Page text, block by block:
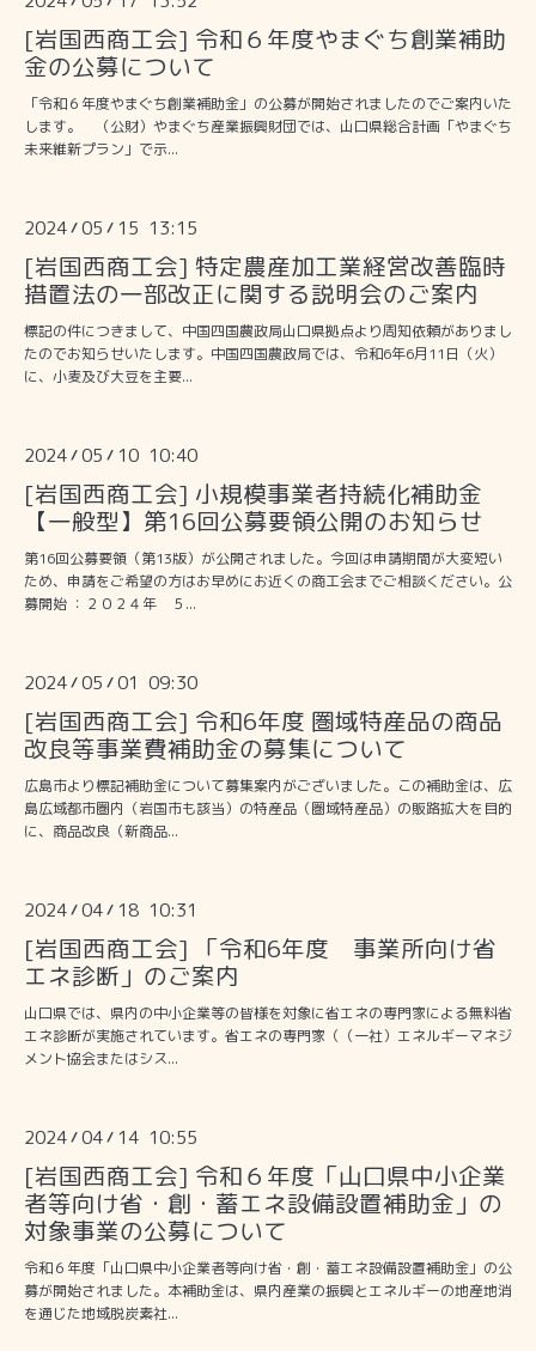
[岩国西商工会] 令和６年度やまぐち創業補助
金の公募について
「令和６年度やまぐち創業補助金」の公募が開始されましたのでご案内いた
します。 （公財）やまぐち産業振興財団では、山口県総合計画「やまぐち
未来維新プラン」で示...
2024/05 / 15 13:15
[岩国西商工会] 特定農産加工業経営改善臨時
措置法の一部改正に関する説明会のご案内
標記の件につきまして、中国四国農政局山口県拠点より周知依頼がありまし
たのでお知らせいたします。中国四国農政局では、令和6年6月11日（火）
に、小麦及び大豆を主要...
2024/05 / 10 10:40
[岩国西商工会] 小規模事業者持続化補助金
【一般型】第16回公募要領公開のお知らせ
第16回公募要領（第13版）が公開されました。今回は申請期間が大変短い
ため、申請をご希望の方はお早めにお近くの商工会までご相談ください。公
募開始 ：２０２４年 ５...
2024/05 /01 09:30
[岩国西商工会] 令和6年度 圏域特産品の商品
改良等事業費補助金の募集について
広島市より標記補助金について募集案内がございました。この補助金は、広
島広域都市圏内（岩国市も該当）の特産品（圏域特産品）の販路拡大を目的
に、商品改良（新商品...
2024/04/ 18 10:31
[岩国西商工会] 「令和6年度 事業所向け省
エネ診断」のご案内
山口県では、県内の中小企業等の皆様を対象に省エネの専門家による無料省
エネ診断が実施されています。省エネの専門家（（一社）エネルギーマネジ
メント協会またはシス...
2024/04/ 14 10:55
[岩国西商工会] 令和６年度「山口県中小企業
者等向け省・創・蓄エネ設備設置補助金」の
対象事業の公募について
令和６年度「山口県中小企業者等向け省・創・蓄エネ設備設置補助金」の公
募が開始されました。本補助金は、県内産業の振興とエネルギーの地産地消
を通じた地域脱炭素社...